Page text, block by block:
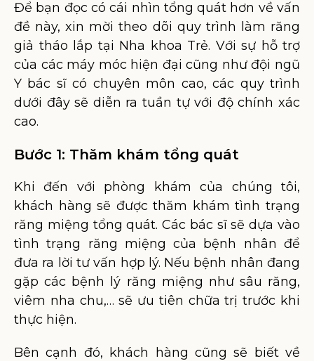
Để bạn đọc có cái nhìn tổng quát hơn về vấn
đề này, xin mời theo dõi quy trình làm răng
giả tháo lắp tại Nha khoa Trẻ. Với sự hỗ trợ
của các máy móc hiện đại cũng như đội ngũ
Y bác sĩ có chuyên môn cao, các quy trình
dưới đây sẽ diễn ra tuần tự với độ chính xác
cao.
Bước 1: Thăm khám tổng quát
Khi đến với phòng khám của chúng tôi,
khách hàng sẽ được thăm khám tình trạng
răng miệng tổng quát. Các bác sĩ sẽ dựa vào
tình trạng răng miệng của bệnh nhân để
đưa ra lời tư vấn hợp lý. Nếu bệnh nhân đang
gặp các bệnh lý răng miệng như sâu răng,
viêm nha chu,… sẽ ưu tiên chữa trị trước khi
thực hiện.
Bên cạnh đó, khách hàng cũng sẽ biết về